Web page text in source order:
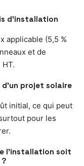
d’installation
applicable (5,5 %
et de
HT.
projet solaire
initial, ce qui peut
pour les
l’installation soit